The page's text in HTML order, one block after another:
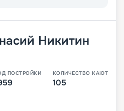
Никитин
ПОСТРОЙКИ КОЛИЧЕСТВО КАЮТ
105